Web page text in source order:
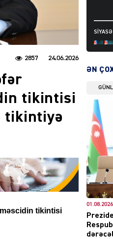
24.06.2026
2857
tikintisi
tikintiyə
tikintisi
DÜNYA
DÜNYA
ƏN
01.08.2026